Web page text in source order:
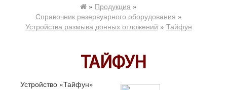
» Продукция »
Справочник резервуарного оборудования »
Устройства размыва донных отложений » Тайфун
ТАЙФУН
Устройство «Тайфун»